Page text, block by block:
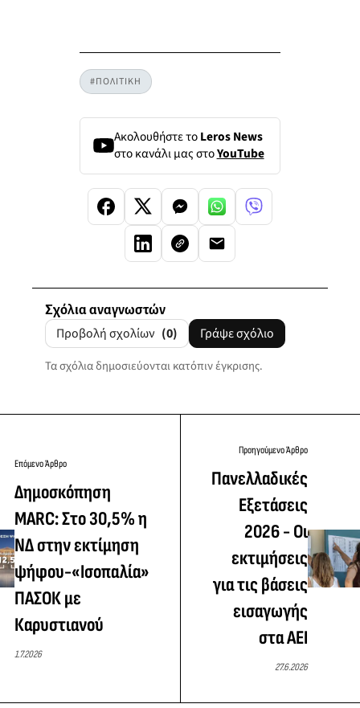
#ΠΟΛΙΤΙΚΗ
Ακολουθήστε τοLeros News
στο κανάλι μας στοYouTube
Σχόλια αναγνωστών
Προβολή σχολίων (0) Γράψε σχόλιο
Τα σχόλια δημοσιεύονται κατόπιν έγκρισης.
Επόμενο Άρθρο
Δημοσκόπηση
MARC: Στο 30,5% η
ΝΔ στην εκτίμηση
ψήφου-«Ισοπαλία»
ΠΑΣΟΚ με
Καρυστιανού
1.7.2026
Προηγούμενο Άρθρο
Πανελλαδικές
Εξετάσεις
2026 - Οι
εκτιμήσεις
για τις βάσεις
εισαγωγής
στα ΑΕΙ
27.6.2026